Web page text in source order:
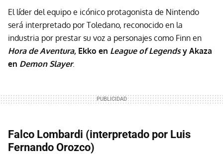
El líder del equipo e icónico protagonista de Nintendo
será interpretado por Toledano, reconocido en la
industria por prestar su voz a personajes como Finn en
Hora de Aventura, Ekko en League of Legendsy Akaza
en Demon Slayer.
Falco Lombardi (interpretado por Luis
Fernando Orozco)